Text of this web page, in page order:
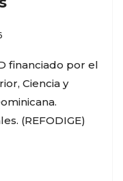
financiado por el
Ciencia y
(REFODIGE)